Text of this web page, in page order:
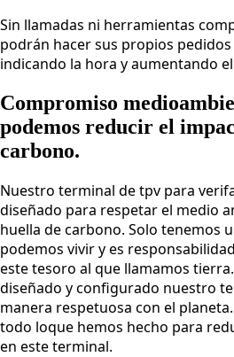
Sin llamadas ni herramientas
podrán hacer sus propios
indicando la hora y aumentando
Compromiso
podemos reducir el
carbono.
Nuestro terminal de tpv para
diseñado para respetar el medio
huella de carbono. Solo tenemos
podemos vivir y es
este tesoro al que llamamos
diseñado y configurado nuestro
manera respetuosa con el
todo loque hemos hecho para
en este terminal.